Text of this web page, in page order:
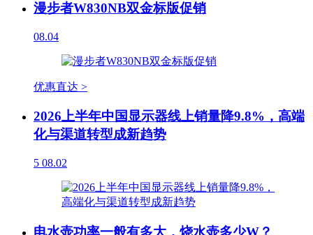
漫步者W830NB双金标版促销
08.04
优惠直达 >
2026上半年中国显示器线上销量降9.8%，高端
化与渠道转型成新趋势
5 08.02
电水壶功率一般有多大，烧水壶多少W？